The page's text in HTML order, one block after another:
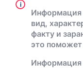
i
Информация
вид,
факту и
это поможет
Информация